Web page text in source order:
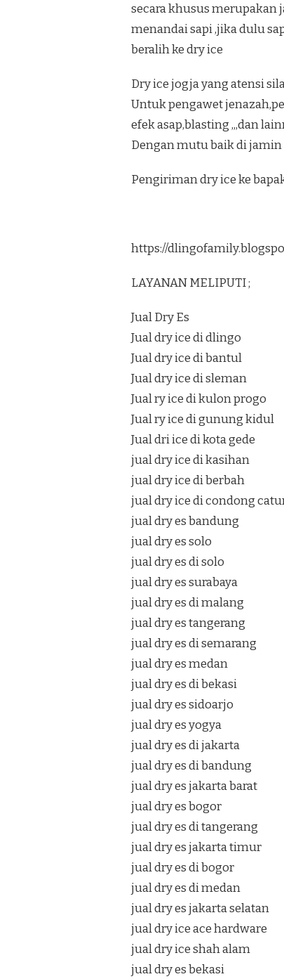
secara khusus
menandai sapi ,jika dulu
beralih ke dry ice
Dry ice jogja yang atensi
Untuk pengawet
efek asap,blasting ,,,dan
Dengan mutu baik di
Pengiriman dry ice ke
https://
LAYANAN MELIPUTI ;
Jual Dry Es
Jual dry ice di dlingo
Jual dry ice di bantul
Jual dry ice di sleman
Jual ry ice di kulon progo
Jual ry ice di gunung kidul
Jual dri ice di kota gede
jual dry ice di kasihan
jual dry ice di berbah
jual dry ice di condong
jual dry es bandung
jual dry es solo
jual dry es di solo
jual dry es surabaya
jual dry es di malang
jual dry es tangerang
jual dry es di semarang
jual dry es medan
jual dry es di bekasi
jual dry es sidoarjo
jual dry es yogya
jual dry es di jakarta
jual dry es di bandung
jual dry es jakarta barat
jual dry es bogor
jual dry es di tangerang
jual dry es jakarta timur
jual dry es di bogor
jual dry es di medan
jual dry es jakarta selatan
jual dry ice ace hardware
jual dry ice shah alam
jual dry es bekasi